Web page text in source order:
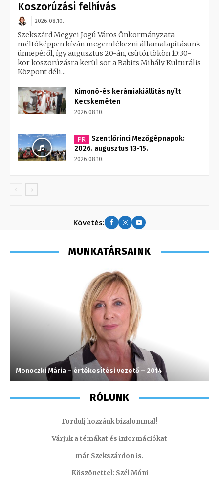
Koszorúzási felhívás
2026.08.10.
Szekszárd Megyei Jogú Város Önkormányzata
méltóképpen kíván megemlékezni államalapításunk
ünnepéről, így augusztus 20-án, csütörtökön 10:30-
kor koszorúzásra kerül sor a Babits Mihály Kulturális
Központ déli...
Kimonó-és kerámiakiállítás nyílt
Kecskeméten
2026.08.10.
PR
Szentlőrinci Mezőgépnapok:
2026. augusztus 13-15.
2026.08.10.
Követés:
MUNKATÁRSAINK
Monoczki Mária – értékesítési vezető – 2014
RÓLUNK
Fordulj hozzánk bizalommal!
Várjuk a témákat és információkat
már Szekszárdon is.
Köszönettel: Szél Móni